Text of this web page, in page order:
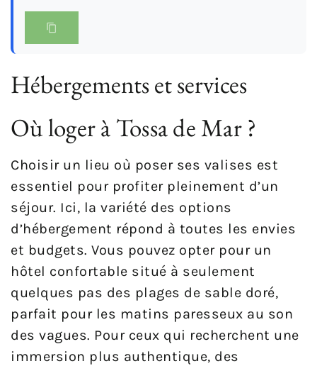
Hébergements et services
Où loger à Tossa de Mar ?
Choisir un lieu où poser ses valises est
essentiel pour profiter pleinement d’un
séjour. Ici, la variété des options
d’hébergement répond à toutes les envies
et budgets. Vous pouvez opter pour un
hôtel confortable situé à seulement
quelques pas des plages de sable doré,
parfait pour les matins paresseux au son
des vagues. Pour ceux qui recherchent une
immersion plus authentique, des